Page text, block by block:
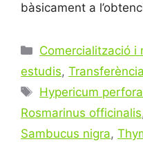
bàsicament a
Categories
Comercialització i
estudis, Transferència
Tags
Hypericum
Rosmarinus officinalis
Sambucus nigra,